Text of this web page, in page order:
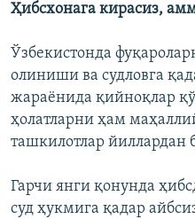
Ҳибсхонага кирасиз,
Ўзбекистонда
олиниши ва судловга
жараёнида қийноқлар
ҳолатларни ҳам
ташкилотлар йиллардан
Гарчи янги қонунда
суд ҳукмига қадар